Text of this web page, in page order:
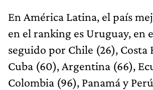
En América Latina, el país
en el ranking es Uruguay, en
seguido por Chile (26), Costa
Cuba (60), Argentina (66),
Colombia (96), Panamá y